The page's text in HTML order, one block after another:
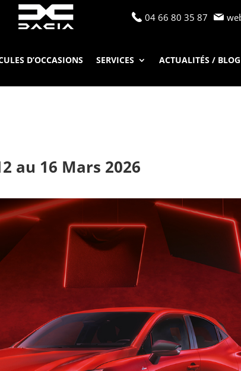
04 66 80 35 87
D’OCCASIONS SERVICES ACTUALITÉS / BLOG
au 16 Mars 2026